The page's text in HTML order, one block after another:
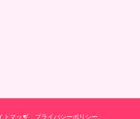
トマップ プライバシーポリシー